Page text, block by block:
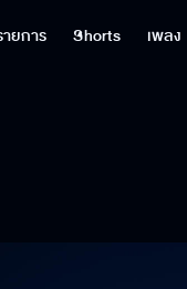
ยการ Shorts เพลง